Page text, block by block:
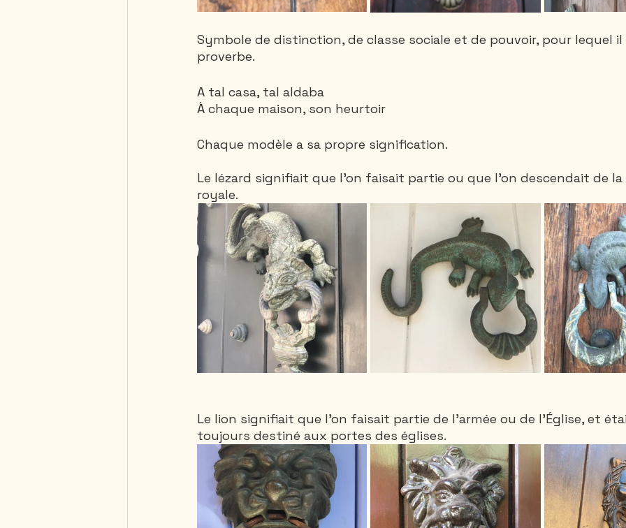
Symbole de distinction, de classe sociale et de pouvoir, pour lequel
proverbe.
A tal casa, tal aldaba
À chaque maison, son heurtoir
Chaque modèle a sa propre signification.
Le lézard signifiait que l'on faisait partie ou que l'on descendait de
royale.
Le lion signifiait que l'on faisait partie de l'armée ou de l'Église, et
toujours destiné aux portes des églises.